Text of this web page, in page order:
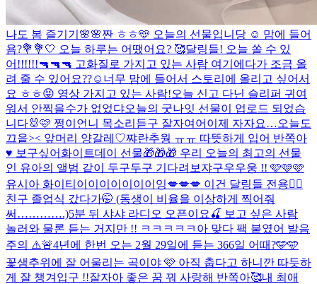
나도 봄 즐기기🌸🌸짠 ㅎㅎ🩵 오늘의 선물입니당 ☺️ 맘에 들어
욤?💐 💐🤍 오늘 하루는 어땠어요? 🥰달링들! 오늘 쏠 수 있
어!!!!!!🔫🔫🔫 고화질로 가지고 있는 사람 여기에다가 조금 올
려 줄 수 있어요??☺️너무 맘에 들어서 스토리에 올리고 싶어서
요 ㅎㅎ😝 영상 가지고 있는 사람!오늘 신고 다닌 슬리퍼 귀여
워서 안찍을수가 없었댜오늘의 굿나잇 선물이 업로드 되었습
니다🐰🩷 쩡이언니 목소리듣구 잘자여어 이제 자자요…오늘도
끄읕>< 앞머리 양갈레♡쨔란추웡 ㅠㅠ 따뜻하게 입어 반쪽아
♥️ 보구싶어 화이트데이 선물🎁🎁🎁 우리 오늘의 최고의 선물
인 유아의 앨범 같이 두구두구 기다려보쟈구우우웅 !! 🩷🩷🩷
유시아 화이티이이이이이이이잉💋💋💋 이건 달링들 전용❤️‍🔥
친구 졸업식 갔다가🤭 (동생이 비율을 이상하게 찍어줘
써………….)5분 뒤 샤샤 라디오 오픈이요🍒 보고 싶은 사람
놀러와 물론 듣는 거지만 !! ㅋㅋㅋㅋㅋ아 맞다 팩 붙였어 발음
주의 ⚠️🚨4년에 한번 오는 2월 29일에 듣는 366일 어때?🩵🩵
꽃샘추위에 잘 어울리는 곡이야 🩷 아직 춥다고 하니깐 따듯하
게 잘 챙겨입구 !!잘자아 좋은 꿈 꿔 사랑해 반쪽아🥰내 최애